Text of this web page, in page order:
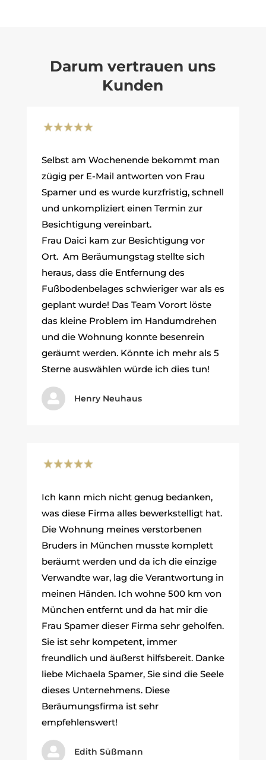
Darum vertrauen uns
Kunden
Selbst am Wochenende bekommt man
zügig per E-Mail antworten von Frau
Spamer und es wurde kurzfristig, schnell
und unkompliziert einen Termin zur
Besichtigung vereinbart.
Frau Daici kam zur Besichtigung vor
Ort. Am Beräumungstag stellte sich
heraus, dass die Entfernung des
Fußbodenbelages schwieriger war als es
geplant wurde! Das Team Vorort löste
das kleine Problem im Handumdrehen
und die Wohnung konnte besenrein
geräumt werden. Könnte ich mehr als 5
Sterne auswählen würde ich dies tun!
 Henry Neuhaus
Ich kann mich nicht genug bedanken,
was diese Firma alles bewerkstelligt hat.
Die Wohnung meines verstorbenen
Bruders in München musste komplett
beräumt werden und da ich die einzige
Verwandte war, lag die Verantwortung in
meinen Händen. Ich wohne 500 km von
München entfernt und da hat mir die
Frau Spamer dieser Firma sehr geholfen.
Sie ist sehr kompetent, immer
freundlich und äußerst hilfsbereit. Danke
liebe Michaela Spamer, Sie sind die Seele
dieses Unternehmens. Diese
Beräumungsfirma ist sehr
empfehlenswert!
 Edith Süßmann